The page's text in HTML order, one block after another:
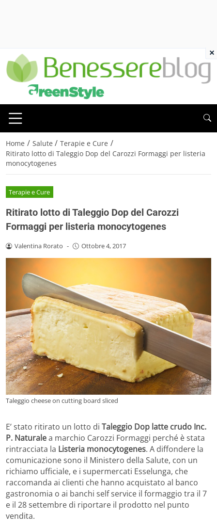
Home / Salute / Terapie e Cure /
Ritirato lotto di Taleggio Dop del Carozzi Formaggi per listeria
monocytogenes
Terapie e Cure
Ritirato lotto di Taleggio Dop del Carozzi
Formaggi per listeria monocytogenes
Valentina Rorato - Ottobre 4, 2017
Taleggio cheese on cutting board sliced
E’ stato ritirato un lotto di Taleggio Dop latte crudo Inc.
P. Naturalea marchio Carozzi Formaggi perché è stata
rintracciata la Listeria monocytogenes. A diffondere la
comunicazione sono il Ministero della Salute, con un
richiamo ufficiale, e i supermercati Esselunga, che
raccomanda ai clienti che hanno acquistato al banco
gastronomia o ai banchi self service il formaggio tra il 7
e il 28 settembre di riportare il prodotto nel punto
vendita.
×